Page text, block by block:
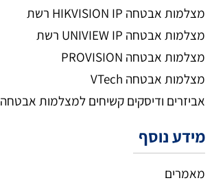
מצלמות אבטחה HIKVISION IP רשת
מצלמות אבטחה UNIVIEW IP רשת
מצלמות אבטחה PROVISION
מצלמות אבטחה VTech
אביזרים ודיסקים קשיחים למצלמות אבטחה
מידע נוסף
מאמרים